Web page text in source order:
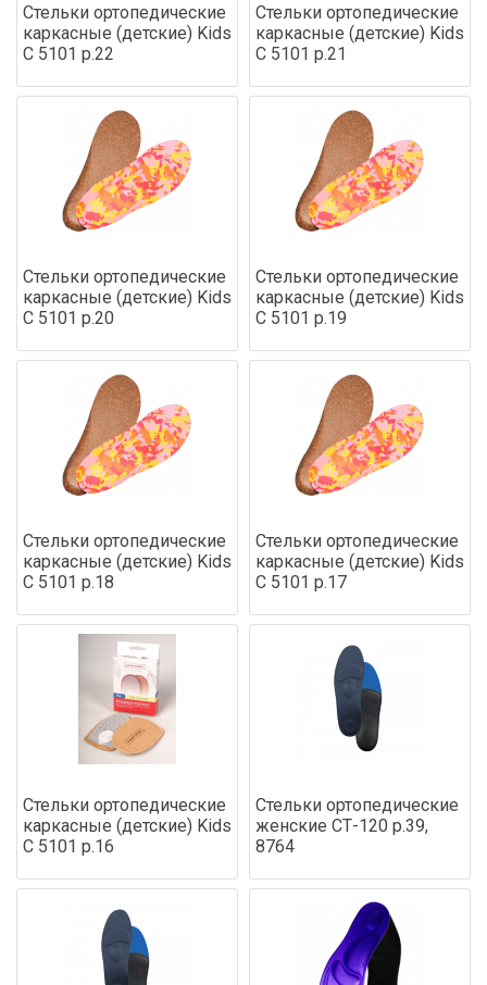
Стельки ортопедические
каркасные (детские) Kids
С 5101 р.22
Стельки ортопедические
каркасные (детские) Kids
С 5101 р.21
Стельки ортопедические
каркасные (детские) Kids
С 5101 р.20
Стельки ортопедические
каркасные (детские) Kids
С 5101 р.19
Стельки ортопедические
каркасные (детские) Kids
С 5101 р.18
Стельки ортопедические
каркасные (детские) Kids
С 5101 р.17
Стельки ортопедические
каркасные (детские) Kids
С 5101 р.16
Стельки ортопедические
женские СТ-120 р.39,
8764